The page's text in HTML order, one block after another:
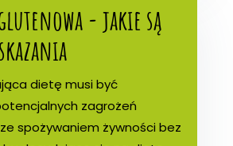
- jakie są
dietę musi być
zagrożeń
spożywaniem żywności bez